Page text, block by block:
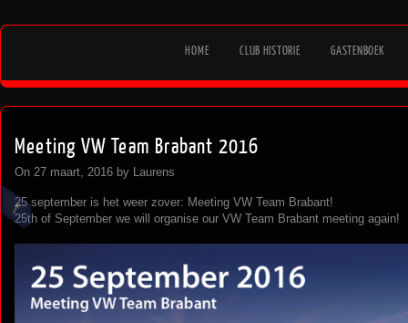
HOME CLUB HISTORIE GASTENBOEK
Meeting VW Team Brabant 2016
On 27 maart, 2016 by Laurens
25 september is het weer zover: Meeting VW Team Brabant!
25th of September we will organise our VW Team Brabant meeting again!